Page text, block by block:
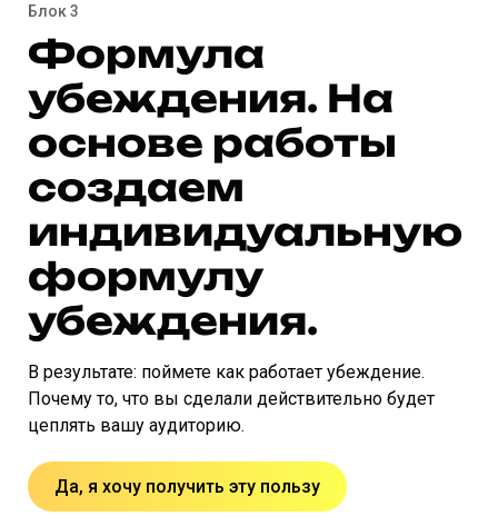
Блок 3
Формула
убеждения. На
основе работы
создаем
индивидуальную
формулу
убеждения.
В результате: поймете как работает убеждение.
Почему то, что вы сделали действительно будет
цеплять вашу аудиторию.
Да, я хочу получить эту пользу